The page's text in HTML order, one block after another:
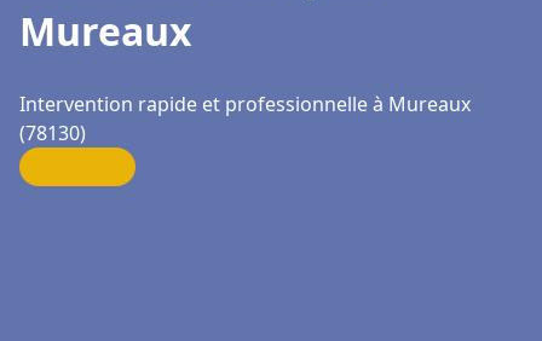
Mureaux
Intervention rapide et professionnelle à Mureaux
(78130)